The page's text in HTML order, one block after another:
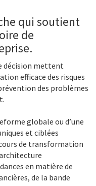
qui soutient
de
décision mettent
efficace des risques
des problèmes
globale ou d’une
et ciblées
de transformation
en matière de
de la bande